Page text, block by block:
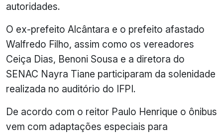
autoridades.
O ex-prefeito Alcântara e o prefeito afastado
Walfredo Filho, assim como os vereadores
Ceiça Dias, Benoni Sousa e a diretora do
SENAC Nayra Tiane participaram da solenidade
realizada no auditório do IFPI.
De acordo com o reitor Paulo Henrique o ônibus
vem com adaptações especiais para